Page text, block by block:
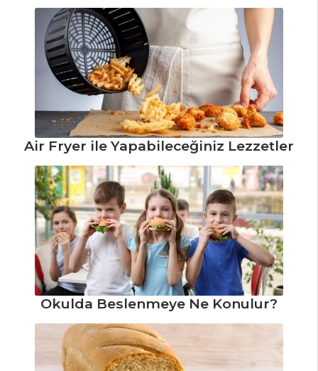
Yapılır?
Salatalar Tüm
Tarifleri
ÇORBALAR
Kış Çorbası Tarifi,
Nasıl Yapılır?
Köfteli Çorba
Tarifi, Nasıl Yapılır?
Roka Soslu
Domates Çorbası
Tarifi, Nasıl Yapılır?
Çorbalar Tüm
Tarifleri
İÇECEKLER
Air Fryer ile Yapabileceğiniz Lezzetler
Okulda Beslenmeye Ne Konulur?